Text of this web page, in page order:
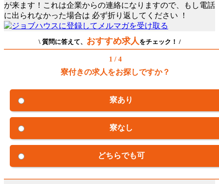
が来ます！これは企業からの連絡になりますので、もし電話
に出られなかった場合は 必ず折り返してください ！
\ 質問に答えて、 おすすめ求人 をチェック！ /
1 / 4
寮付きの求人をお探しですか？
寮あり
寮なし
どちらでも可